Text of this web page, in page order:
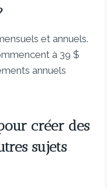
et annuels.
à 39 $
annuels
créer des
sujets